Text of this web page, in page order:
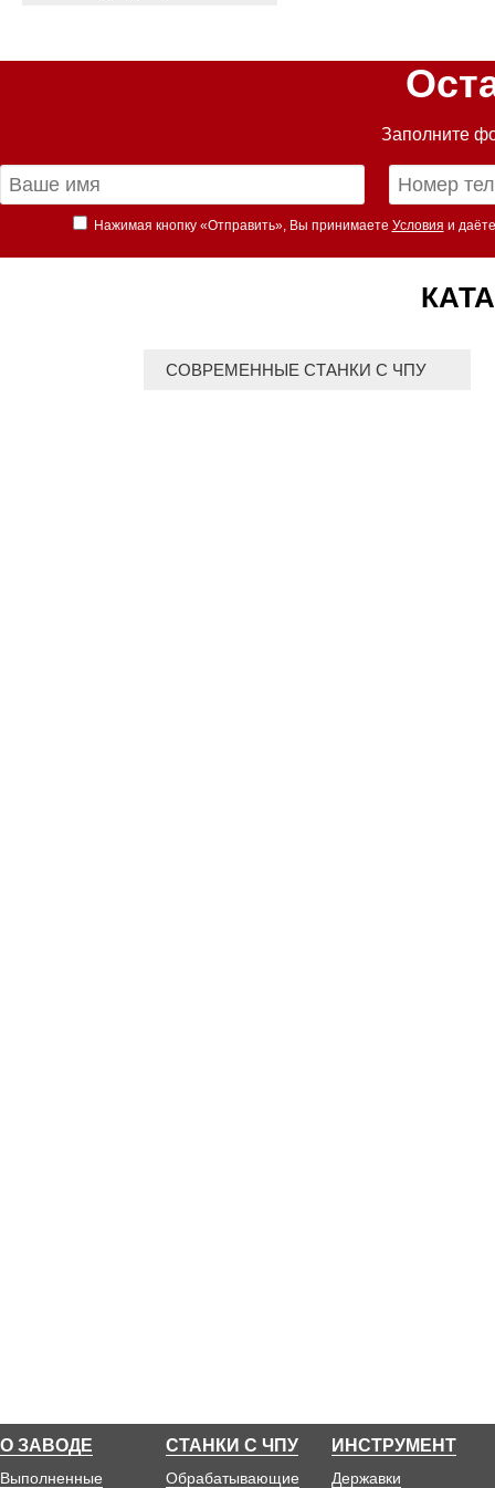
Заполните
Нажимая кнопку «Отправить», Вы принимаете Условия и
СОВРЕМЕННЫЕ СТАНКИ С ЧПУ
О ЗАВОДЕ
Выполненные
СТАНКИ С ЧПУ
Обрабатывающие
ИНСТРУМЕНТ
Державки